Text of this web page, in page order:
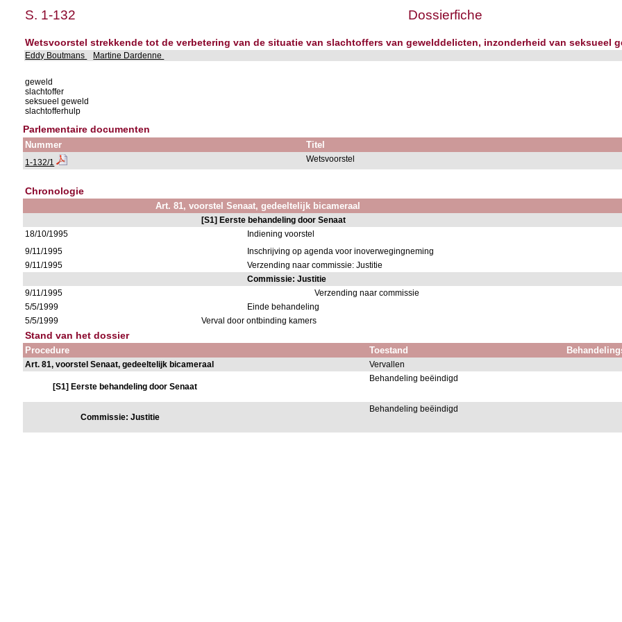
S. 1-132 Dossierfiche
Wetsvoorstel strekkende tot de verbetering van de situatie van slachtoffers van gewelddelicten, inzonderheid van seksueel
Eddy Boutmans Martine Dardenne
geweld
slachtoffer
seksueel geweld
slachtofferhulp
Parlementaire documenten
Nummer Titel
1-132/1 Wetsvoorstel
Chronologie
Art. 81, voorstel Senaat, gedeeltelijk bicameraal
[S1] Eerste behandeling door Senaat
18/10/1995
Indiening voorstel
9/11/1995
Inschrijving op agenda voor inoverwegingneming
9/11/1995
Verzending naar commissie: Justitie
Commissie: Justitie
9/11/1995
Verzending naar commissie
5/5/1999
Einde behandeling
5/5/1999
Verval door ontbinding kamers
Stand van het dossier
Procedure Toestand
Art. 81, voorstel Senaat, gedeeltelijk bicameraal Vervallen
[S1] Eerste behandeling door Senaat
Behandeling beëindigd
Commissie: Justitie
Behandeling beëindigd